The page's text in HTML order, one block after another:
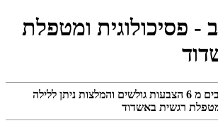
- פסיכולוגית ומטפלת
מ 6 הצבעות גולשים והמלצות ניתן ללילה
רגשית באשדוד